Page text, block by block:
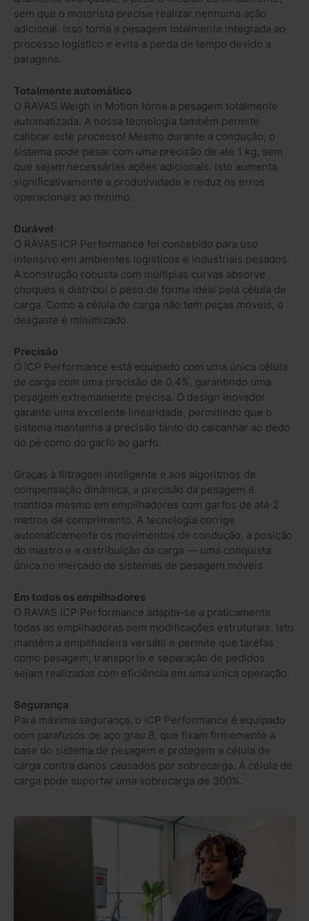
sem que o motorista precise realizar nenhuma ação
adicional. Isso torna a pesagem totalmente integrada ao
processo logístico e evita a perda de tempo devido a
paragens.
Totalmente automático
O RAVAS Weigh in Motion torna a pesagem totalmente
automatizada. A nossa tecnologia também permite
calibrar este processo! Mesmo durante a condução, o
sistema pode pesar com uma precisão de até 1 kg, sem
que sejam necessárias ações adicionais. Isto aumenta
significativamente a produtividade e reduz os erros
operacionais ao mínimo.
Durável
O RAVAS iCP Performance foi concebido para uso
intensivo em ambientes logísticos e industriais pesados.
A construção robusta com múltiplas curvas absorve
choques e distribui o peso de forma ideal pela célula de
carga. Como a célula de carga não tem peças móveis, o
desgaste é minimizado.
Precisão
O iCP Performance está equipado com uma única célula
de carga com uma precisão de 0,4%, garantindo uma
pesagem extremamente precisa. O design inovador
garante uma excelente linearidade, permitindo que o
sistema mantenha a precisão tanto do calcanhar ao dedo
do pé como do garfo ao garfo.
Graças à filtragem inteligente e aos algoritmos de
compensação dinâmica, a precisão da pesagem é
mantida mesmo em empilhadores com garfos de até 2
metros de comprimento. A tecnologia corrige
automaticamente os movimentos de condução, a posição
do mastro e a distribuição da carga — uma conquista
única no mercado de sistemas de pesagem móveis.
Em todos os empilhadores
O RAVAS iCP Performance adapta-se a praticamente
todas as empilhadoras sem modificações estruturais. Isto
mantém a empilhadeira versátil e permite que tarefas
como pesagem, transporte e separação de pedidos
sejam realizadas com eficiência em uma única operação.
Segurança
Para máxima segurança, o iCP Performance é equipado
com parafusos de aço grau 8, que fixam firmemente a
base do sistema de pesagem e protegem a célula de
carga contra danos causados por sobrecarga. A célula de
carga pode suportar uma sobrecarga de 300%.